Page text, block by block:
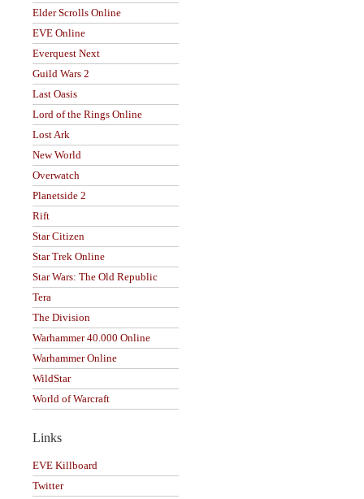
Elder Scrolls Online
EVE Online
Everquest Next
Guild Wars 2
Last Oasis
Lord of the Rings Online
Lost Ark
New World
Overwatch
Planetside 2
Rift
Star Citizen
Star Trek Online
Star Wars: The Old Republic
Tera
The Division
Warhammer 40.000 Online
Warhammer Online
WildStar
World of Warcraft
Links
EVE Killboard
Twitter